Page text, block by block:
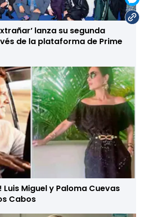
lanza su segunda
de la plataforma de Prime
Luis Miguel y Paloma Cuevas
Cabos